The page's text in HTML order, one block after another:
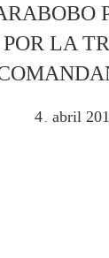
LA
4 abril